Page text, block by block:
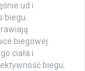
ud i
biegu.
biegowej.
ciała i
biegu.